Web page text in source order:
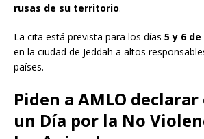
rusas de su territorio.
La cita está prevista para los días 5 y 6
en la ciudad de Jeddah a altos
países.
Piden a AMLO
un Día por la No